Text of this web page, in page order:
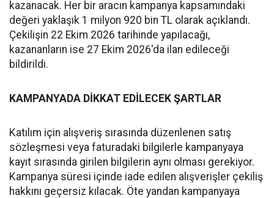
kazanacak. Her bir aracın kampanya kapsamındaki
değeri yaklaşık 1 milyon 920 bin TL olarak açıklandı.
Çekilişin 22 Ekim 2026 tarihinde yapılacağı,
kazananların ise 27 Ekim 2026'da ilan edileceği
bildirildi.
KAMPANYADA DİKKAT EDİLECEK ŞARTLAR
Katılım için alışveriş sırasında düzenlenen satış
sözleşmesi veya faturadaki bilgilerle kampanyaya
kayıt sırasında girilen bilgilerin aynı olması gerekiyor.
Kampanya süresi içinde iade edilen alışverişler çekiliş
hakkını geçersiz kılacak. Öte yandan kampanyaya